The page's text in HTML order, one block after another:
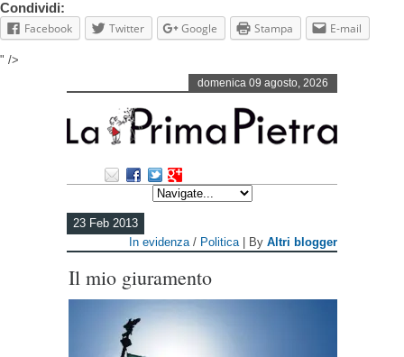
Condividi:
Facebook
Twitter Google Stampa E-mail
" />
domenica 09 agosto, 2026
23 Feb 2013
In evidenza/ Politica| By Altri blogger
Il mio giuramento